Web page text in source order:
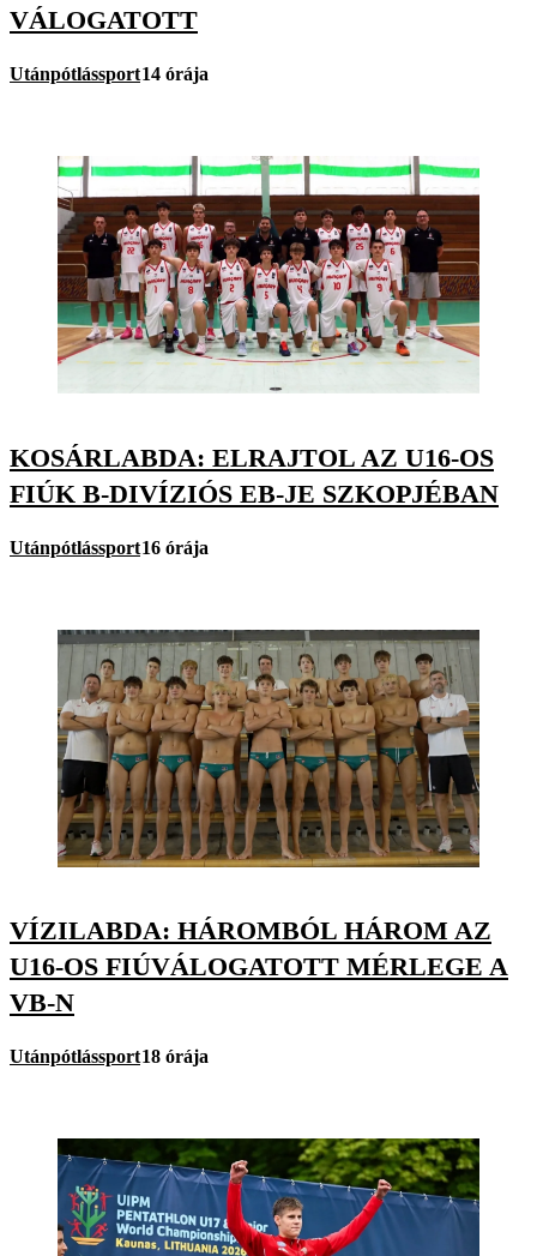
VÁLOGATOTT
Utánpótlássport14 órája
KOSÁRLABDA: ELRAJTOL AZ U16-OS
FIÚK B-DIVÍZIÓS EB-JE SZKOPJÉBAN
Utánpótlássport16 órája
VÍZILABDA: HÁROMBÓL HÁROM AZ
U16-OS FIÚVÁLOGATOTT MÉRLEGE A
VB-N
Utánpótlássport18 órája